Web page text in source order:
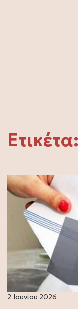
Ετικέτα:
2 Ιουνίου 2026